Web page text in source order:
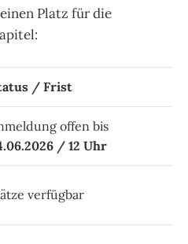
Platz für die
/ Frist
offen bis
/ 12 Uhr
verfügbar